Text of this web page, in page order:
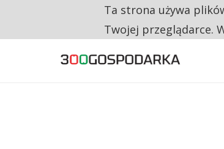
KANDYDAT CZEKA,
Ta strona używa
Twojej przeglądarce.